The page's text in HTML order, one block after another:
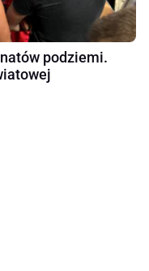
podziemi.